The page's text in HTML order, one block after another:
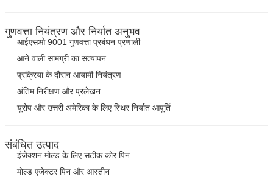
गुणवत्ता नियंत्रण और निर्यात अनुभव
आईएसओ 9001 गुणवत्ता प्रबंधन प्रणाली
आने वाली सामग्री का सत्यापन
प्रक्रिया के दौरान आयामी नियंत्रण
अंतिम निरीक्षण और प्रलेखन
यूरोप और उत्तरी अमेरिका के लिए स्थिर निर्यात आपूर्ति
संबंधित उत्पाद
इंजेक्शन मोल्ड के लिए सटीक कोर पिन
मोल्ड एजेक्टर पिन और आस्तीन